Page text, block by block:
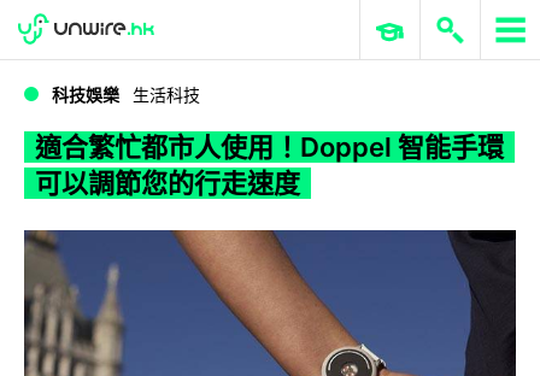
WWDC 2026 ERP 與商業 AI
科技娛樂 生活科技
適合繁忙都市人使用！Doppel 智能手環
可以調節您的行走速度